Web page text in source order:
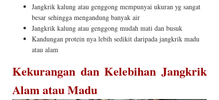
Jangkrik kalung atau genggong mempunyai ukuran yg sangat
besar sehingga mengandung banyak air
Jangkrik kalung atau genggong mudah mati dan busuk
Kandungan protein nya lebih sedikit daripada jangkrik madu
atau alam
Kekurangan dan Kelebihan Jangkrik
Alam atau Madu